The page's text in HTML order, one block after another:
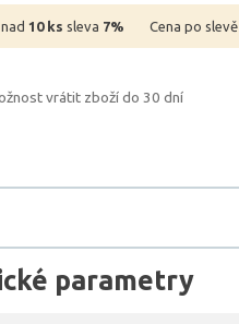
10 ks sleva 7% Cena po slevě
vrátit zboží do 30 dní
parametry